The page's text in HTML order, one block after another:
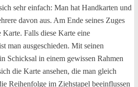
sehr einfach: Man hat Handkarten und
davon aus. Am Ende seines Zuges
Karte. Falls diese Karte eine
man ausgeschieden. Mit seinen
Schicksal in einem gewissen Rahmen
die Karte ansehen, die man gleich
Reihenfolge im Ziehstapel beeinflussen